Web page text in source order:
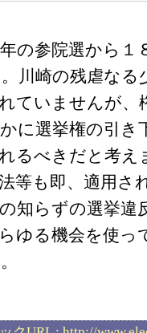
の参院選から１
川崎の残虐なる
ていませんが、
に選挙権の引き
るべきだと考え
等も即、適用さ
知らずの選挙
ゆる機会を使っ